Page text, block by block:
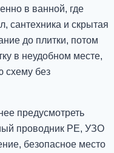
в ванной, где
сантехника и скрытая
до плитки, потом
в неудобном месте,
схему без
предусмотреть
проводник PE, УЗО
безопасное место